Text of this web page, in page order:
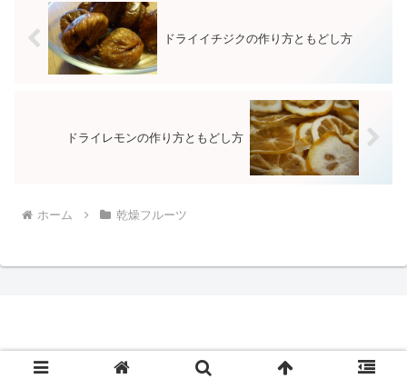
ドライイチジクの作り方ともどし方
ドライレモンの作り方ともどし方
ホーム 乾燥フルーツ
© 2017 干し野菜.